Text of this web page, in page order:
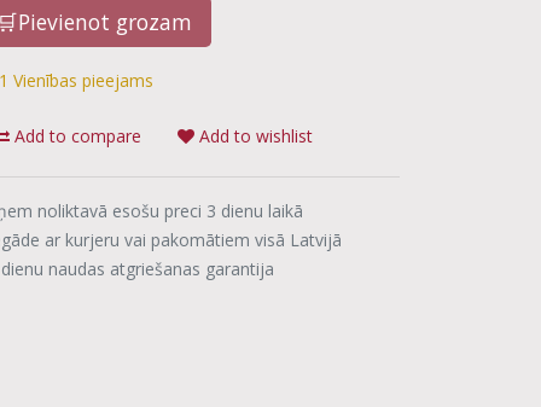
🛒Pievienot grozam
1 Vienības pieejams
Add to compare Add to wishlist
noliktavā esošu preci 3 dienu laikā
ar kurjeru vai pakomātiem visā Latvijā
naudas atgriešanas garantija